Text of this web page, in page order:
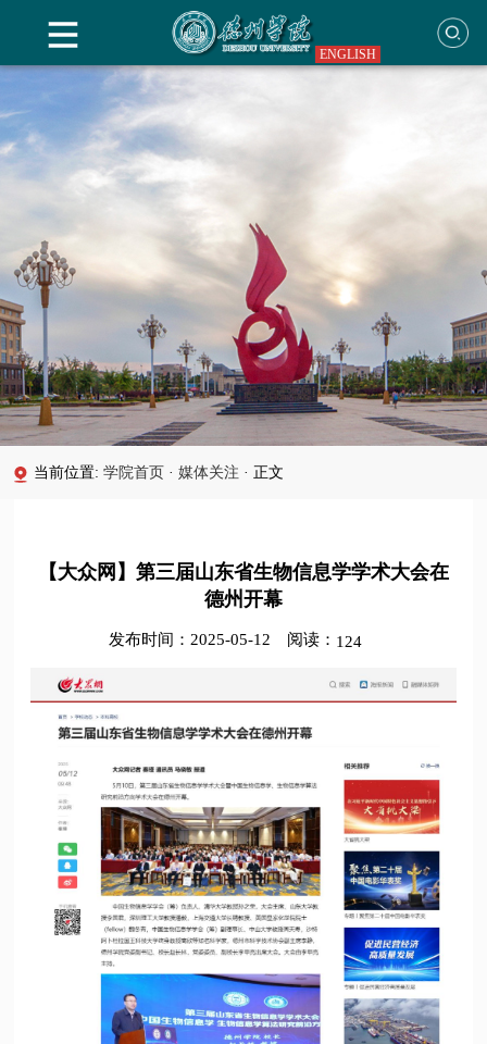
ENGLISH
当前位置:学院首页 · 媒体关注 · 正文
【大众网】第三届山东省生物信息学学术大会在
德州开幕
发布时间：2025-05-12 阅读： 124